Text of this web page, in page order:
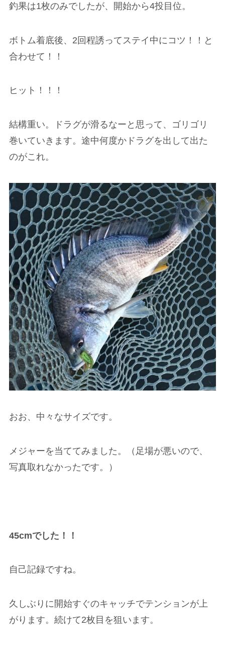
釣果は1枚のみでしたが、開始から4投目位。
ボトム着底後、2回程誘ってステイ中にコツ！！と
合わせて！！
ヒット！！！
結構重い。ドラグが滑るなーと思って、ゴリゴリ
巻いていきます。途中何度かドラグを出して出た
のがこれ。
おお、中々なサイズです。
メジャーを当ててみました。（足場が悪いので、
写真取れなかったです。）
45cmでした！！
自己記録ですね。
久しぶりに開始すぐのキャッチでテンションが上
がります。続けて2枚目を狙います。